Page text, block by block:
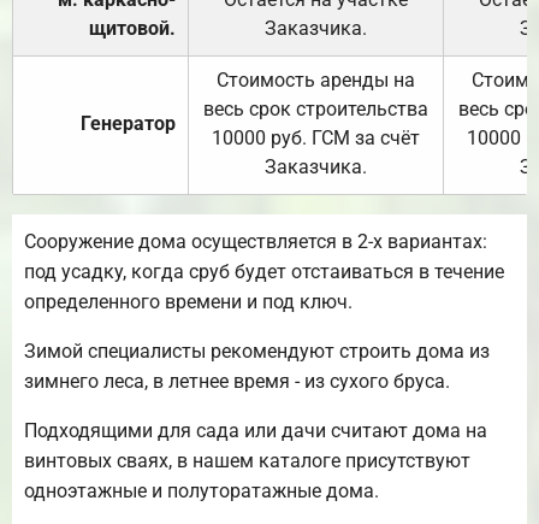
щитовой.
Заказчика.
Генератор
Стоимость аренды на
весь срок строительства
10000 руб. ГСМ за счёт
Заказчика.
весь
10000
Сооружение дома осуществляется в 2-х вариантах:
под усадку, когда сруб будет отстаиваться в течение
определенного времени и под ключ.
Зимой специалисты рекомендуют строить дома из
зимнего леса, в летнее время - из сухого бруса.
Подходящими для сада или дачи считают дома на
винтовых сваях, в нашем каталоге присутствуют
одноэтажные и полуторатажные дома.